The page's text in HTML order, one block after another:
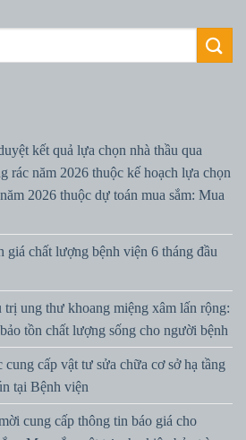
kết quả lựa chọn nhà thầu qua
rác năm 2026 thuộc kế hoạch lựa chọn
2026 thuộc dự toán mua sắm: Mua
giá chất lượng bệnh viện 6 tháng đầu
ung thư khoang miệng xâm lấn rộng:
tồn chất lượng sống cho người bệnh
cấp vật tư sửa chữa cơ sở hạ tầng
tại Bệnh viện
cung cấp thông tin báo giá cho